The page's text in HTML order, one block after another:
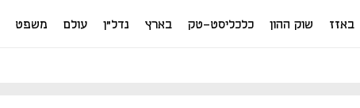
באזז שוק ההון כלכליסט-טק בארץ נדל"ן עולם משפט